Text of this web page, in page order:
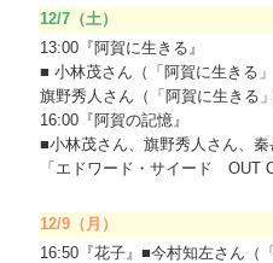
12/7（土）
13:00『阿賀に生きる』
■ 小林茂さん（「阿賀に生きる
旗野秀人さん（「阿賀に生きる
16:00『阿賀の記憶』
■小林茂さん、旗野秀人さん、秦
「エドワード・サイード OUT
12/9（月）
16:50『花子』■今村知左さん（